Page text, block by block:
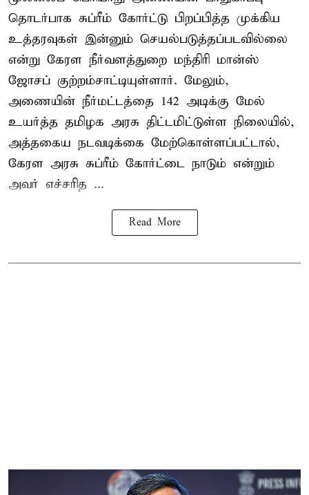
தொடர்பாக சுப்ரீம் கோர்ட்டு பிறப்பித்த முக்கிய
உத்தரவுகள் இன்னும் செயல்படுத்தப்படவில்லை
என்று கேரள நீர்வளத்துறை மந்திரி மான்ஸ்
ஜோசப் குற்றம்சாட்டியுள்ளார். மேலும்,
அணையின் நீர்மட்டத்தை 142 அடிக்கு மேல்
உயர்த்த தமிழக அரசு திட்டமிட்டுள்ள நிலையில்,
அத்தகைய நடவடிக்கை மேற்கொள்ளப்பட்டால்,
கேரள அரசு சுப்ரீம் கோர்ட்டை நாடும் என்றும்
அவர் எச்சரித ...
Read More